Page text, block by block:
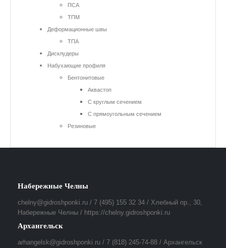
ПСА
ТПМ
Деформационные швы
ТПА
Дисклудеры
Набухающие профиля
Бентонитовые
Аквастоп
С круглым сечением
С прямоугольным сечением
Резиновые
Набережные Челны
chelny@gidroshponki.ru / 7 (495) 155 32 34 / Хлебный пр., 30,
Набережные Челны / https://chelny.gidroshponki.ru
Архангельск
arhangelsk@gidroshponki.ru / 7 (818) 245-74-88 / Архангельск